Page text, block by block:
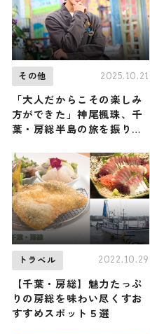
その他 2025.10.21
「大人だからこその楽しみ
方ができた」神尾楓珠、千
葉・房総半島の旅を振り返
トラベル 2022.10.29
【千葉・房総】魅力たっぷ
りの房総を味わい尽くすお
すすめスポット５選